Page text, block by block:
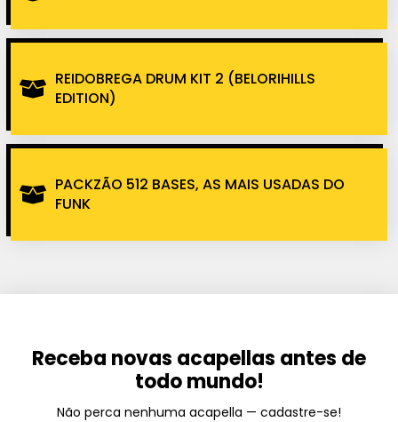
REIDOBREGA DRUM KIT 2 (BELORIHILLS
EDITION)
PACKZÃO 512 BASES, AS MAIS USADAS DO
FUNK
Receba novas acapellas antes de
todo mundo!
Não perca nenhuma acapella — cadastre-se!